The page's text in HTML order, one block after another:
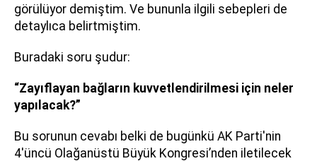
görülüyor demiştim. Ve bununla ilgili sebepleri de
detaylıca belirtmiştim.
Buradaki soru şudur:
“Zayıflayan bağların kuvvetlendirilmesi için neler
yapılacak?”
Bu sorunun cevabı belki de bugünkü AK Parti'nin
4'üncü Olağanüstü Büyük Kongresi’nden iletilecek